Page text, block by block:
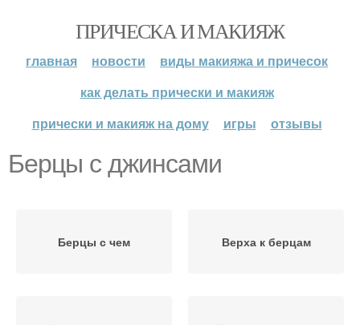
ПРИЧЕСКА И МАКИЯЖ
главная новости
виды макияжа и причесок
как делать прически и макияж
прически и макияж на дому
игры отзывы
Берцы с джинсами
Берцы с чем Верха к берцам